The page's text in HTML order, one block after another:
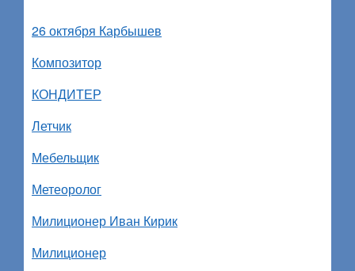
26 октября Карбышев
Композитор
КОНДИТЕР
Летчик
Мебельщик
Метеоролог
Милиционер Иван Кирик
Милиционер